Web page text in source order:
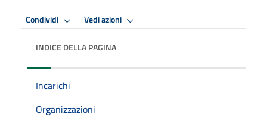
Condividi Vedi azioni
INDICE DELLA PAGINA
Incarichi
Organizzazioni